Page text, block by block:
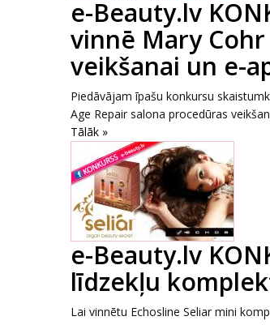
e-Beauty.lv
vinnē Mary
veikšanai un e-
Piedāvājam īpašu konkursu
Age Repair salona procedūras
Tālāk »
e-Beauty.lv
līdzekļu
Lai vinnētu Echosline Seliar mini